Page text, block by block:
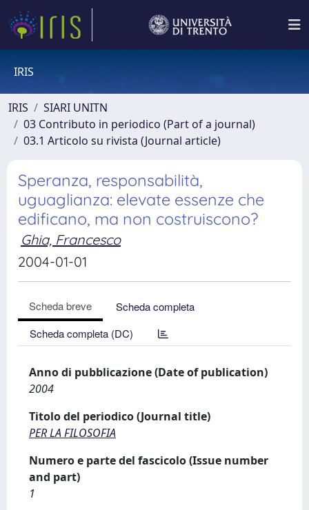
IRIS
IRIS
SIARI UNITN
03 Contributo in periodico (Part of a journal)
03.1 Articolo su rivista (Journal article)
Speranza, responsabilità,
uguaglianza: elevate essenze che
edificano, ma non costruiscono?
Ghia, Francesco
2004-01-01
Scheda breve
Scheda completa
Scheda completa (DC)
Anno di pubblicazione (Date of publication)
2004
Titolo del periodico (Journal title)
PER LA FILOSOFIA
Numero e parte del fascicolo (Issue number
and part)
1